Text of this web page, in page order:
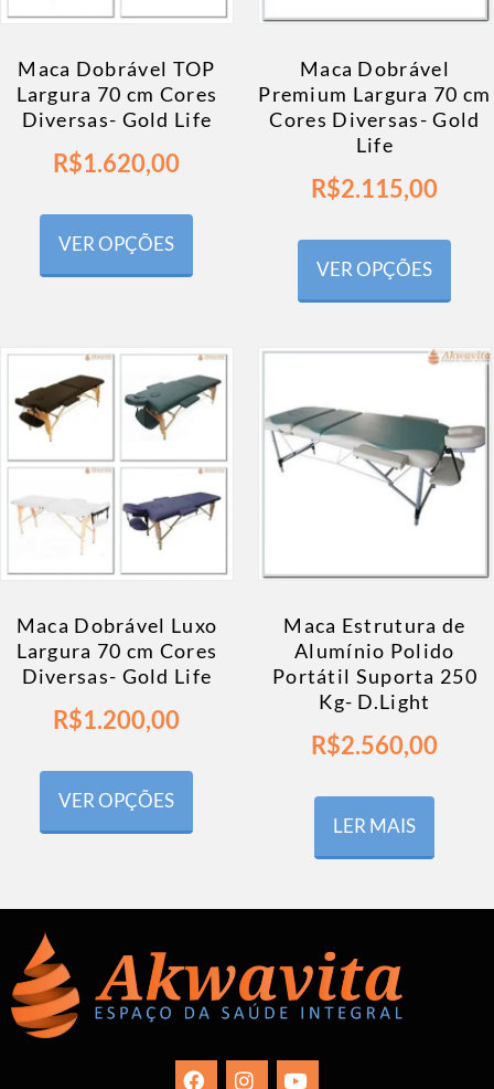
Maca Dobrável TOP
Largura 70 cm Cores
Diversas- Gold Life
R$1.620,00
VER OPÇÕES
Maca Dobrável
Premium Largura 70 cm
Cores Diversas- Gold
Life
R$2.115,00
VER OPÇÕES
Maca Dobrável Luxo
Largura 70 cm Cores
Diversas- Gold Life
R$1.200,00
VER OPÇÕES
Maca Estrutura de
Alumínio Polido
Portátil Suporta 250
Kg- D.Light
R$2.560,00
LER MAIS